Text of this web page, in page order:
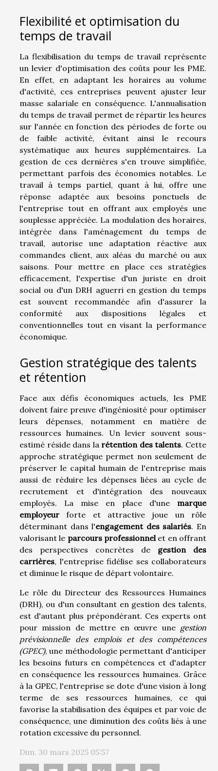
Flexibilité et optimisation du
temps de travail
La flexibilisation du temps de travail représente
un levier d'optimisation des coûts pour les PME.
En effet, en adaptant les horaires au volume
d'activité, ces entreprises peuvent ajuster leur
masse salariale en conséquence. L'annualisation
du temps de travail permet de répartir les heures
sur l'année en fonction des périodes de forte ou
de faible activité, évitant ainsi le recours
systématique aux heures supplémentaires. La
gestion de ces dernières s'en trouve simplifiée,
permettant parfois des économies notables. Le
travail à temps partiel, quant à lui, offre une
réponse adaptée aux besoins ponctuels de
l'entreprise tout en offrant aux employés une
souplesse appréciée. La modulation des horaires,
intégrée dans l'aménagement du temps de
travail, autorise une adaptation réactive aux
commandes client, aux aléas du marché ou aux
saisons. Pour mettre en place ces stratégies
efficacement, l'expertise d'un juriste en droit
social ou d'un DRH aguerri en gestion du temps
est souvent recommandée afin d'assurer la
conformité aux dispositions légales et
conventionnelles tout en visant la performance
économique.
Gestion stratégique des talents
et rétention
Face aux défis économiques actuels, les PME
doivent faire preuve d'ingéniosité pour optimiser
leurs dépenses, notamment en matière de
ressources humaines. Un levier souvent sous-
estimé réside dans la rétention des talents. Cette
approche stratégique permet non seulement de
préserver le capital humain de l'entreprise mais
aussi de réduire les dépenses liées au cycle de
recrutement et d'intégration des nouveaux
employés. La mise en place d'une marque
employeur forte et attractive joue un rôle
déterminant dans l'engagement des salariés. En
valorisant le parcours professionnel et en offrant
des perspectives concrètes de gestion des
carrières, l'entreprise fidélise ses collaborateurs
et diminue le risque de départ volontaire.
Le rôle du Directeur des Ressources Humaines
(DRH), ou d'un consultant en gestion des talents,
est d'autant plus prépondérant. Ces experts ont
pour mission de mettre en œuvre une gestion
prévisionnelle des emplois et des compétences
(GPEC), une méthodologie permettant d'anticiper
les besoins futurs en compétences et d'adapter
en conséquence les ressources humaines. Grâce
à la GPEC, l'entreprise se dote d'une vision à long
terme de ses ressources humaines, ce qui
favorise la stabilisation des équipes et par voie de
conséquence, une diminution des coûts liés à une
rotation excessive du personnel.
Dim. 30 mars 2025 05:57